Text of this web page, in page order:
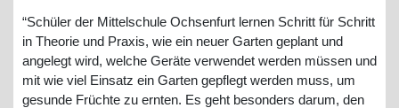
“Schüler der Mittelschule Ochsenfurt lernen Schritt für Schritt
in Theorie und Praxis, wie ein neuer Garten geplant und
angelegt wird, welche Geräte verwendet werden müssen und
mit wie viel Einsatz ein Garten gepflegt werden muss, um
gesunde Früchte zu ernten. Es geht besonders darum, den